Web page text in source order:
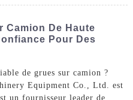
Camion De Haute
Pour Des
de grues sur camion ?
Equipment Co., Ltd. est
un fournisseur leader de